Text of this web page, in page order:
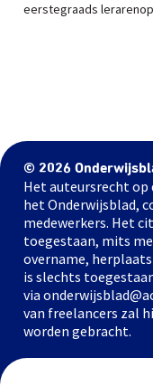
eerstegraads
© 2026
Het auteursrecht
het Onderwijsblad,
medewerkers. Het
toegestaan, mits
overname,
is slechts
via
van freelancers zal
worden gebracht.